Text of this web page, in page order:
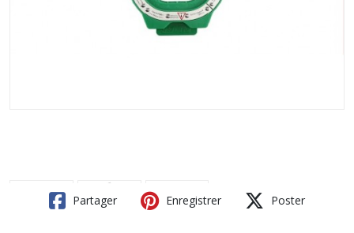
Partager Enregistrer Poster